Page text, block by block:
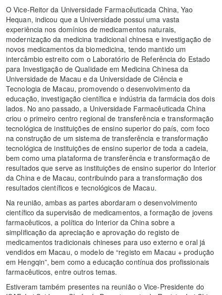
O Vice-Reitor da Universidade Farmacêuticada China, Yao
Hequan, indicou que a Universidade possui uma vasta
experiência nos domínios de medicamentos naturais,
modernização da medicina tradicional chinesa e investigação de
novos medicamentos da biomedicina, tendo mantido um
intercâmbio estreito com o Laboratório de Referência do Estado
para Investigação de Qualidade em Medicina Chinesa da
Universidade de Macau e da Universidade de Ciência e
Tecnologia de Macau, promovendo o desenvolvimento da
educação, investigação científica e indústria da farmácia dos dois
lados. No ano passado, a Universidade Farmacêuticada China
criou o primeiro centro regional de transferência e transformação
tecnológica de instituições de ensino superior do país, com foco
na construção de um sistema de transferência e transformação
tecnológica de instituições de ensino superior de toda a cadeia,
bem como uma plataforma de transferência e transformação de
resultados que serve as instituições de ensino superior do Interior
da China e de Macau, contribuindo para a transformação dos
resultados científicos e tecnológicos de Macau.
Na reunião, ambas as partes abordaram o desenvolvimento
científico da supervisão de medicamentos, a formação de jovens
farmacêuticos, a política do Interior da China sobre a
simplificação da apreciação e aprovação do registo de
medicamentos tradicionais chineses para uso externo e oral já
vendidos em Macau, o modelo de “registo em Macau + produção
em Hengqin”, bem como a educação contínua dos profissionais
farmacêuticos, entre outros temas.
Estiveram também presentes na reunião o Vice-Presidente do